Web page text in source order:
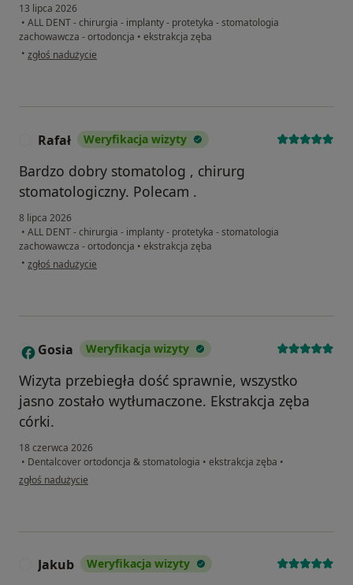
13 lipca 2026
• ALL DENT - chirurgia - implanty - protetyka - stomatologia
zachowawcza - ortodoncja • ekstrakcja zęba
• w opinii użytkownika jl
zgłoś nadużycie
Rafał Weryfikacja wizyty
Bardzo dobry stomatolog , chirurg
stomatologiczny. Polecam .
8 lipca 2026
• ALL DENT - chirurgia - implanty - protetyka - stomatologia
zachowawcza - ortodoncja • ekstrakcja zęba
• w opinii użytkownika Rafał
zgłoś nadużycie
G Gosia Weryfikacja wizyty
Wizyta przebiegła dość sprawnie, wszystko
jasno zostało wytłumaczone. Ekstrakcja zęba
córki.
18 czerwca 2026
• Dentalcover ortodoncja & stomatologia • ekstrakcja zęba •
w opinii użytkownika Gosia
zgłoś nadużycie
Jakub Weryfikacja wizyty